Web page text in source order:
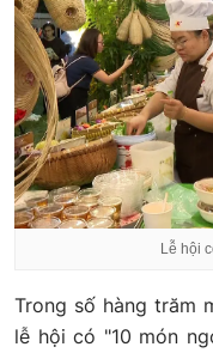
Lễ hội
Trong số hàng trăm
lễ hội có "10 món